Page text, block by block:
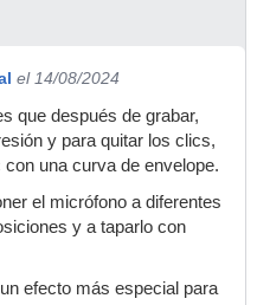
el 14/08/2024
que después de grabar,
y para quitar los clics,
una curva de envelope.
el micrófono a diferentes
y a taparlo con
efecto más especial para